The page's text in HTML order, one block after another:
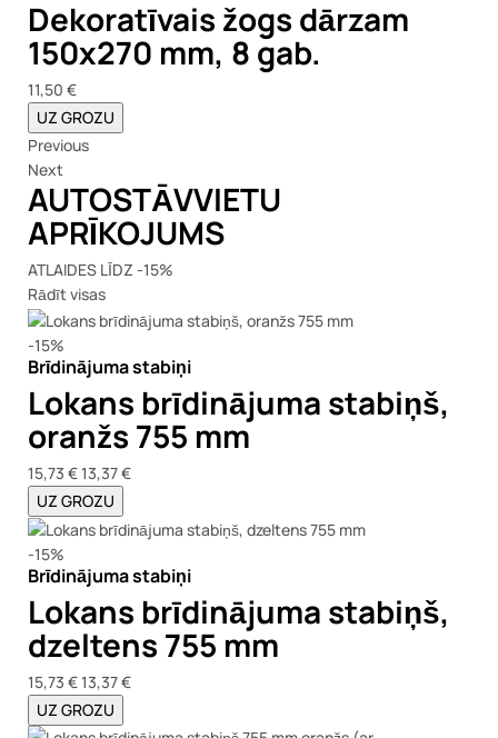
Dekoratīvais žogs dārzam
150x270 mm, 8 gab.
11,50 €
UZ GROZU
Previous
Next
AUTOSTĀVVIETU
APRĪKOJUMS
ATLAIDES LĪDZ -15%
Rādīt visas
-15%
Brīdinājuma stabiņi
Lokans brīdinājuma stabiņš,
oranžs 755 mm
15,73 €13,37 €
UZ GROZU
-15%
Brīdinājuma stabiņi
Lokans brīdinājuma stabiņš,
dzeltens 755 mm
15,73 €13,37 €
UZ GROZU